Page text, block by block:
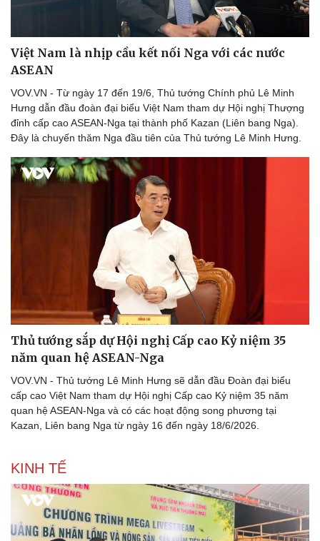
Thể thao
Bóng đá
Lịch thi đấu bóng đá
eSports
Hậu trường
Ô tô - Xe máy
Ô tô
Xe máy
Việt Nam là nhịp cầu kết nối Nga với các nước
ASEAN
VOV.VN - Từ ngày 17 đến 19/6, Thủ tướng Chính phủ Lê Minh
Hưng dẫn đầu đoàn đại biểu Việt Nam tham dự Hội nghị Thượng
đỉnh cấp cao ASEAN-Nga tại thành phố Kazan (Liên bang Nga).
Đây là chuyến thăm Nga đầu tiên của Thủ tướng Lê Minh Hưng.
Thủ tướng sắp dự Hội nghị Cấp cao Kỷ niệm 35
năm quan hệ ASEAN-Nga
VOV.VN - Thủ tướng Lê Minh Hưng sẽ dẫn đầu Đoàn đại biểu
cấp cao Việt Nam tham dự Hội nghị Cấp cao Kỷ niệm 35 năm
quan hệ ASEAN-Nga và có các hoạt động song phương tại
Kazan, Liên bang Nga từ ngày 16 đến ngày 18/6/2026.
KINH TẾ